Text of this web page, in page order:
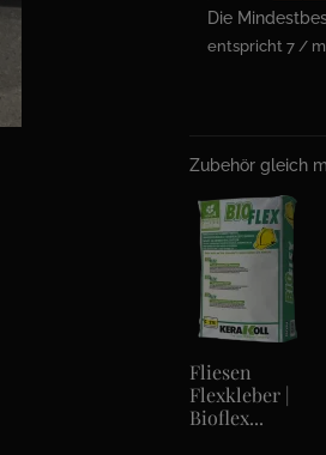
entspricht 7 /
Die
Zubehör gleich
Fliesen
Flexkleber |
Bioflex...